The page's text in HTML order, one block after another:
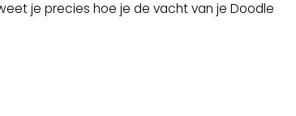
je precies hoe je de vacht van je Doodle